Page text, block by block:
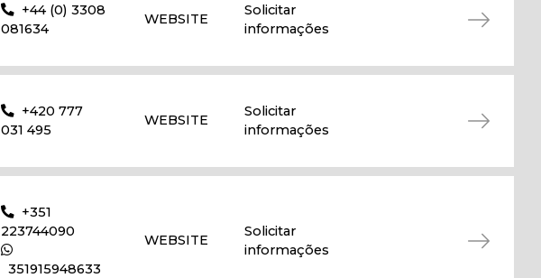
+44 (0) 3308
081634
WEBSITE
Solicitar
informações
+420 777
031 495
WEBSITE
Solicitar
informações
+351
223744090
351915948633
WEBSITE
Solicitar
informações